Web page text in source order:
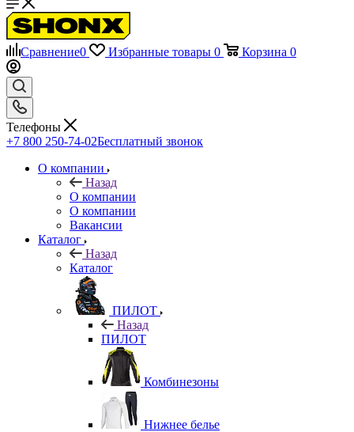
Сравнение0 Избранные товары 0 Корзина 0
Телефоны
+7 800 250-74-02Бесплатный звонок
О компании
Назад
О компании
О компании
Вакансии
Каталог
Назад
Каталог
ПИЛОТ
Назад
ПИЛОТ
Комбинезоны
Нижнее белье